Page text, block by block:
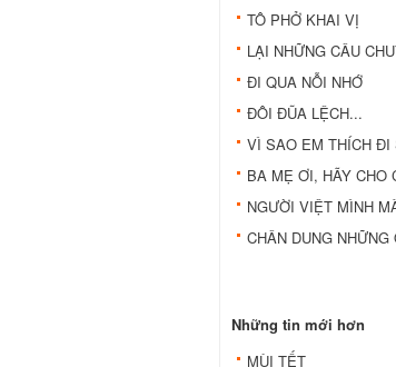
TÔ PHỞ KHAI VỊ
LẠI NHỮNG CÂU
ĐI QUA NỖI NHỚ
ĐÔI ĐŨA LỆCH...
VÌ SAO EM THÍCH ĐI
BA MẸ ƠI, HÃY CHO
NGƯỜI VIỆT MÌNH
CHÂN DUNG
Những tin mới hơn
MÙI TẾT